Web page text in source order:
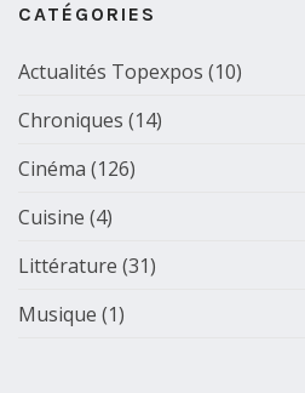
CATÉGORIES
Actualités Topexpos (10)
Chroniques (14)
Cinéma (126)
Cuisine (4)
Littérature (31)
Musique (1)